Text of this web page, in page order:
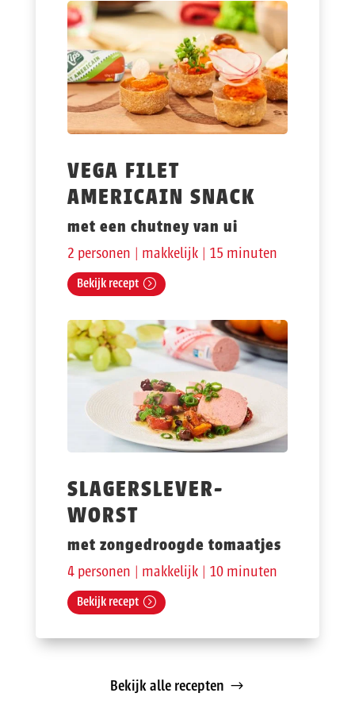
VEGA FILET
AMERICAIN SNACK
met een chutney van ui
2 personen | makkelijk | 15 minuten
Bekijk recept
SLAGERSLEVER-
WORST
met zongedroogde tomaatjes
4 personen | makkelijk | 10 minuten
Bekijk recept
Bekijk alle recepten